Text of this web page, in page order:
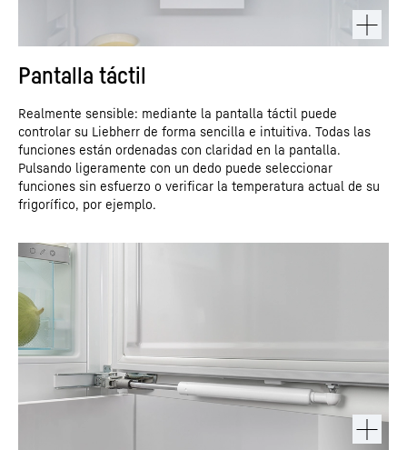
Pantalla táctil
Realmente sensible: mediante la pantalla táctil puede
controlar su Liebherr de forma sencilla e intuitiva. Todas las
funciones están ordenadas con claridad en la pantalla.
Pulsando ligeramente con un dedo puede seleccionar
funciones sin esfuerzo o verificar la temperatura actual de su
frigorífico, por ejemplo.